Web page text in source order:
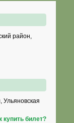
район,
Ульяновская
купить билет?